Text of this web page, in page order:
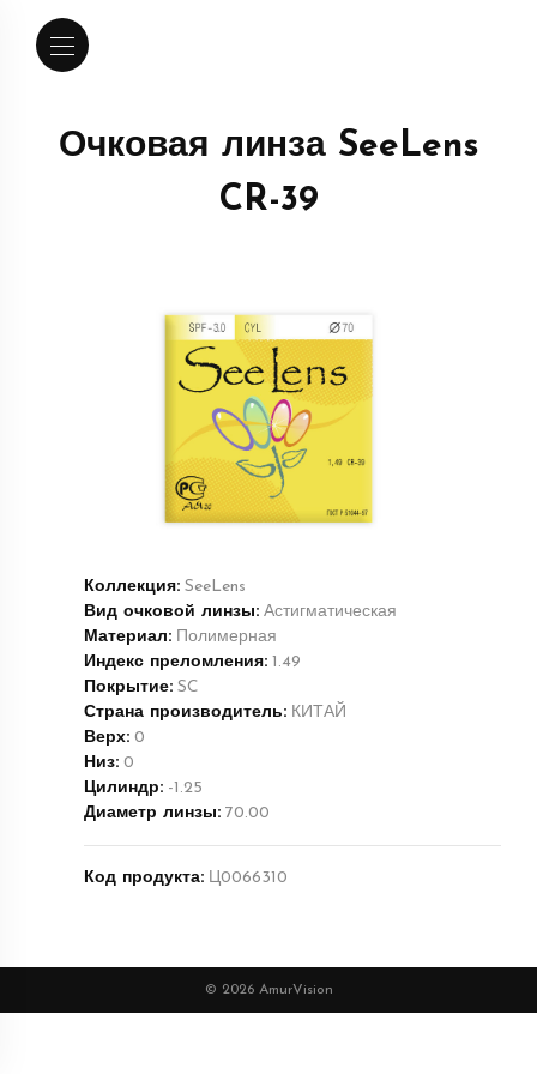
Очковая линза SeeLens
CR-39
Коллекция: SeeLens
Вид очковой линзы: Астигматическая
Материал: Полимерная
Индекс преломления: 1.49
Покрытие: SC
Страна производитель: КИТАЙ
Верх: 0
Низ: 0
Цилиндр: -1.25
Диаметр линзы: 70.00
Код продукта: Ц0066310
© 2026 AmurVision